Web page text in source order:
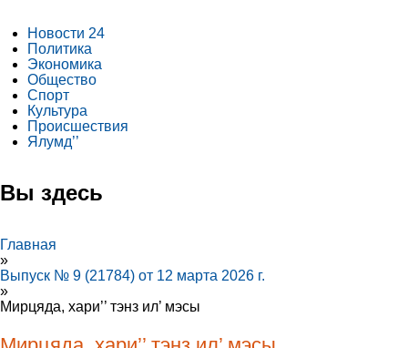
Новости 24
Политика
Экономика
Общество
Спорт
Культура
Происшествия
Ялумд’’
Вы здесь
Главная
»
Выпуск № 9 (21784) от 12 марта 2026 г.
»
Мирцяда, хари’’ тэнз ил’ мэсы